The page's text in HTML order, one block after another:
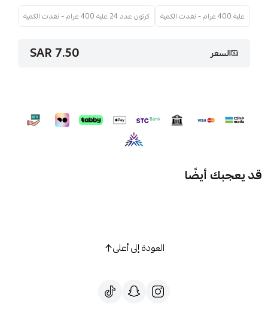
علبة 400 غرام - نفدت الكمية كرتون عدد 24 علبة 400 غرام - نفدت الكمية
السعر 7.50 SAR
قد يعجبك أيضًا
العودة إلى أعلى